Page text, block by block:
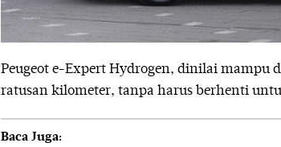
Peugeot e-Expert Hydrogen, dinilai
ratusan kilometer, tanpa harus berhenti
Baca Juga: